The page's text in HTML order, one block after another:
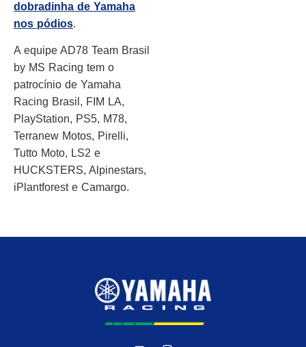
dobradinha de Yamaha
nos pódios.
A equipe AD78 Team Brasil
by MS Racing tem o
patrocínio de Yamaha
Racing Brasil, FIM LA,
PlayStation, PS5, M78,
Terranew Motos, Pirelli,
Tutto Moto, LS2 e
HUCKSTERS, Alpinestars,
iPlantforest e Camargo.